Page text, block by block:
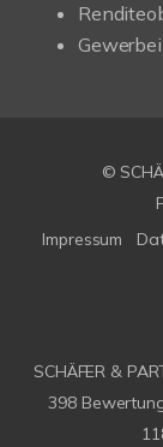
©
Impressum
SCHÄFER &
398